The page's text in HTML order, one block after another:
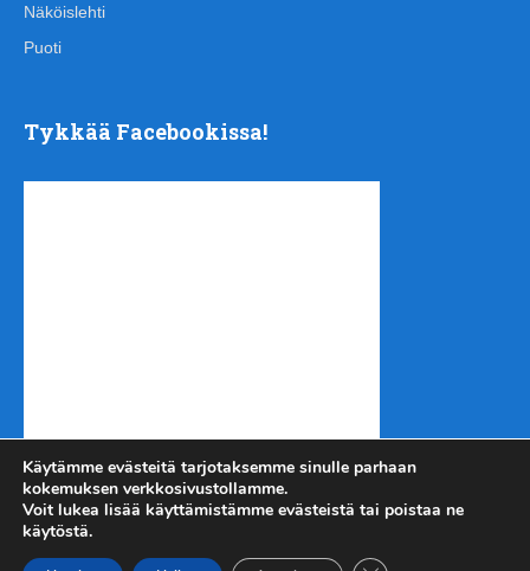
Näköislehti
Puoti
Tykkää Facebookissa!
Käytämme evästeitä tarjotaksemme sinulle parhaan
kokemuksen verkkosivustollamme.
Voit lukea lisää käyttämistämme evästeistä tai poistaa ne
käytöstä.